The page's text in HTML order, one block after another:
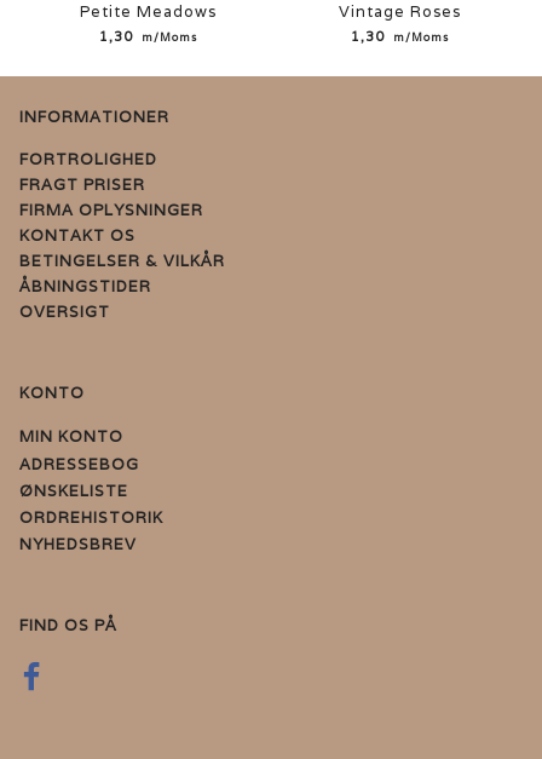
Petite Meadows
1,30 m/Moms
Vintage Roses
1,30 m/Moms
INFORMATIONER
FORTROLIGHED
FRAGT PRISER
FIRMA OPLYSNINGER
KONTAKT OS
BETINGELSER & VILKÅR
ÅBNINGSTIDER
OVERSIGT
KONTO
MIN KONTO
ADRESSEBOG
ØNSKELISTE
ORDREHISTORIK
NYHEDSBREV
FIND OS PÅ